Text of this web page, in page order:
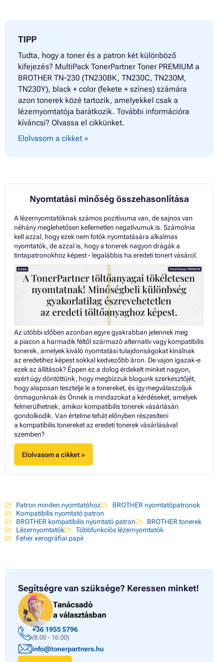
TIPP
Tudta, hogy a toner és a patron két különböző
kifejezés? MultiPack TonerPartner Toner PREMIUM a
BROTHER TN-230 (TN230BK, TN230C, TN230M,
TN230Y), black + color (fekete + színes) számára
azon tonerek közé tartozik, amelyekkel csak a
lézernyomtatója barátkozik. További információra
kíváncsi? Olvassa el cikkünket.
Elolvasom a cikket »
Nyomtatási minőség összehasonlítása
A lézernyomtatóknak számos pozitívuma van, de sajnos van
néhány meglehetősen kellemetlen negatívumuk is. Számolnia
kell azzal, hogy ezek nem fotók nyomtatására alkalmas
nyomtatók, de azzal is, hogy a tonerek nagyon drágák a
tintapatronokhoz képest - legalábbis ha eredeti tonert vásárol.
Az utóbbi időben azonban egyre gyakrabban jelennek meg
a piacon a harmadik féltől származó alternatív vagy kompatibilis
tonerek, amelyek kiváló nyomtatási tulajdonságokat kínálnak
az eredetihez képest sokkal kedvezőbb áron. De vajon igazak-e
ezek az állítások? Éppen ez a dolog érdekelt minket nagyon,
ezért úgy döntöttünk, hogy megbízzuk blogunk szerkesztőjét,
hogy alaposan tesztelje le a tonereket, és így megválaszoljuk
önmagunknak és Önnek is mindazokat a kérdéseket, amelyek
felmerülhetnek, amikor kompatibilis tonerek vásárlásán
gondolkodik. Van értelme tehát előnyben részesíteni
a kompatibilis tonereket az eredeti tonerek vásárlásával
szemben?
Elolvasom a cikket »
Patron minden nyomtatóhoz
BROTHER nyomtatópatronok
Kompatibilis nyomtató patron
BROTHER kompatibilis nyomtató patron
BROTHER tonerek
Lézernyomtatók
Többfunkciós lézernyomtatók
Fehér xerográfiai papír
Segítségre van szüksége? Keressen minket!
Tanácsadó
a választásban
+36 1955 5796
(8:00 - 16:00)
info@tonerpartners.hu